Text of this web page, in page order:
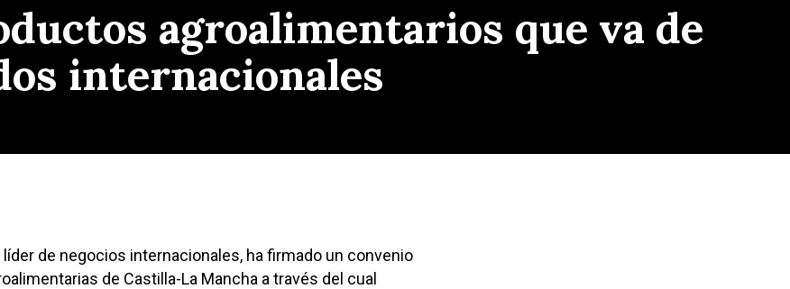
agroalimentarios que va de
internacionales
líder de negocios internacionales, ha firmado un convenio
de Castilla-La Mancha a través del cual